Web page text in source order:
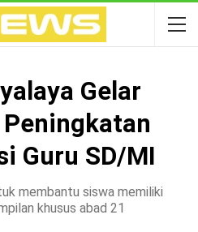
Gelar
Guru SD/MI
membantu siswa memiliki
khusus abad 21